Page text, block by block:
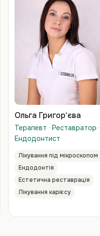
Ольга Григорʼєва
Терапевт · Реставратор ·
Ендодонтист
Лікування під мікроскопом
Ендодонтія
Естетична реставрація
Лікування карієсу